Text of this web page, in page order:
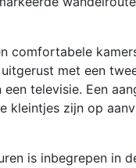
comfortabele
met een
televisie. Een
kleintjes zijn op
is inbegrepen in